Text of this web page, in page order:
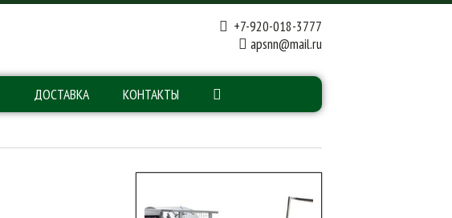
+7-920-018-3777
apsnn@mail.ru
ДОСТАВКА КОНТАКТЫ